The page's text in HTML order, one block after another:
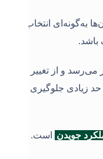
به‌گونه‌ای انتخاب
باشد.
می‌رسد و از تغییر
زیادی جلوگیری
جویدن است.